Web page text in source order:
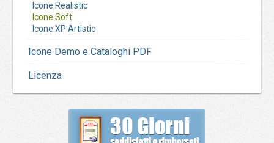
Icone Realistic
Icone Soft
Icone XP Artistic
Icone Demo e Cataloghi PDF
Licenza